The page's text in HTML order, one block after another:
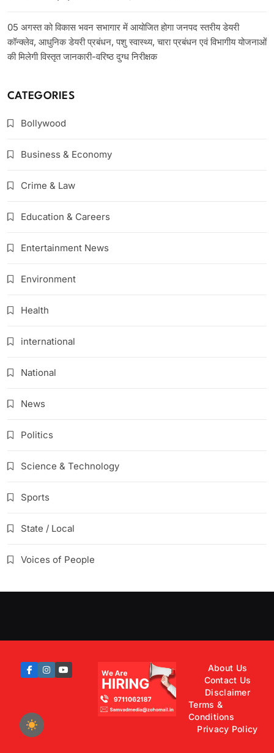
05 अगस्त को विकास भवन सभागार में आयोजित होगा जनपद स्तरीय डेयरी
कॉन्क्लेव, आधुनिक डेयरी प्रबंधन, पशु स्वास्थ्य, चारा प्रबंधन एवं विभागीय योजनाओं
की मिलेगी विस्तृत जानकारी-वरिष्ठ दुग्ध निरीक्षक
CATEGORIES
Bollywood
Business & Economy
Crime & Law
Education & Careers
Entertainment News
Environment
Health
international
National
News
Politics
Science & Technology
Sports
State / Local
Voices of People
About Us
Contact Us
Disclaimer
Terms &
Conditions
Privacy Policy